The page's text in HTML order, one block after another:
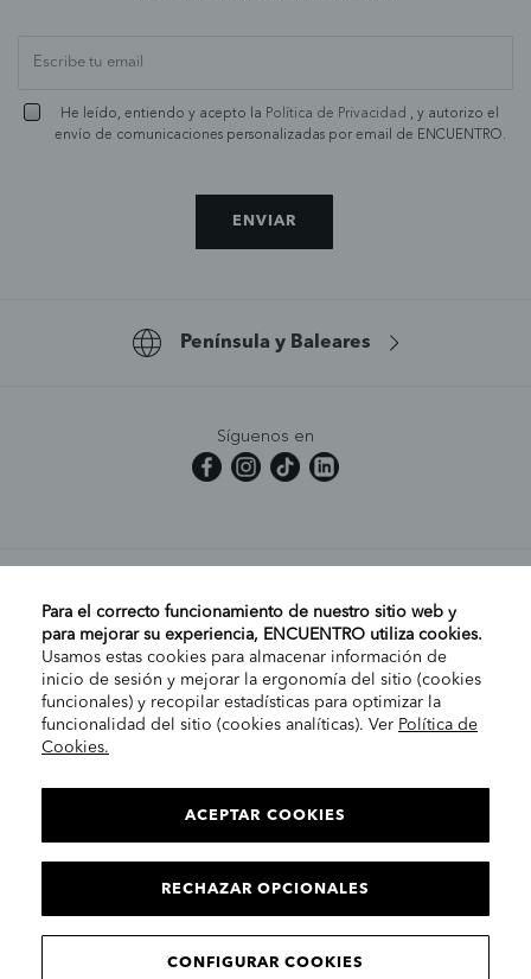
Contacto
He leído, entiendo y acepto la Política de Privacidad , y autorizo el
envío de comunicaciones personalizadas por email de ENCUENTRO.
ENVIAR
Península y Baleares
Síguenos en
MI CUENTA
AYUDA
EMPRESA
INFORMACIÓN LEGAL
© 2025 Encuentro Moda. Todos los derechos reservados.
Para el correcto funcionamiento de nuestro sitio web y
para mejorar su experiencia, ENCUENTRO utiliza cookies.
Usamos estas cookies para almacenar información de
inicio de sesión y mejorar la ergonomía del sitio (cookies
funcionales) y recopilar estadísticas para optimizar la
funcionalidad del sitio (cookies analíticas). Ver Política de
Cookies.
ACEPTAR COOKIES
RECHAZAR OPCIONALES
CONFIGURAR COOKIES